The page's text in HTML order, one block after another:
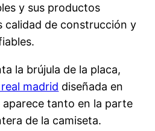
y sus productos
calidad de construcción y
la brújula de la placa,
madrid diseñada en
tanto en la parte
de la camiseta.